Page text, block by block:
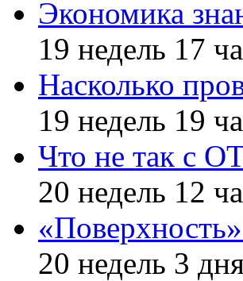
Экономика
19 недель 17
Насколько
19 недель 19
Что не так с
20 недель 12
20 недель 3